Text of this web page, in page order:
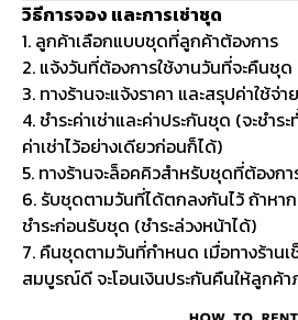
วิธีการจอง และการเช่าชุด
1. ลูกค้าเลือกแบบชุดที่ลูกค้าต้องการ
2. แจ้งวันที่ต้องการใช้งานวันที่จะคืนชุ
3. ทางร้านจะแจ้งราคา และสรุปค่าใช้จ่
4. ชำระค่าเช่าและค่าประกันชุด (จะชำ
ค่าเช่าไว้อย่างเดียวก่อนก็ได้)
5. ทางร้านจะล็อคคิวสำหรับชุดที่ต้องกา
6. รับชุดตามวันที่ได้ตกลงกันไว้ ถ้าหาก
ชำระก่อนรับชุด (ชำระล่วงหน้าได้)
7. คืนชุดตามวันที่กำหนด เมื่อทางร้าน
สมบูรณ์ดี จะโอนเงินประกันคืนให้ลูกค้า